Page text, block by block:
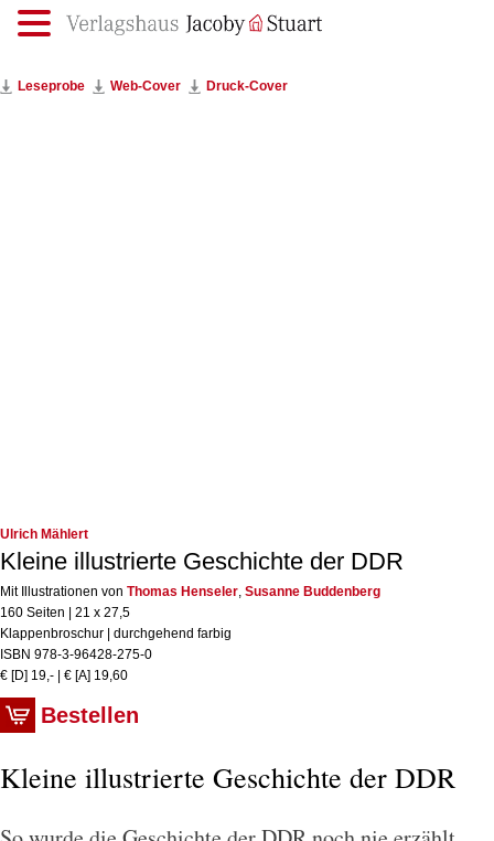
Kleine illustrierte Geschichte der DDR
Leseprobe Web-Cover Druck-Cover
Ulrich Mählert
Kleine illustrierte Geschichte der DDR
Mit Illustrationen von Thomas Henseler, Susanne Buddenberg
160 Seiten | 21 x 27,5
Klappenbroschur | durchgehend farbig
ISBN 978-3-96428-275-0
€ [D] 19,- | € [A] 19,60
Bestellen